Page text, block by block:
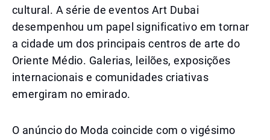
cultural. A série de eventos Art Dubai
desempenhou um papel significativo em tornar
a cidade um dos principais centros de arte do
Oriente Médio. Galerias, leilões, exposições
internacionais e comunidades criativas
emergiram no emirado.
O anúncio do Moda coincide com o vigésimo